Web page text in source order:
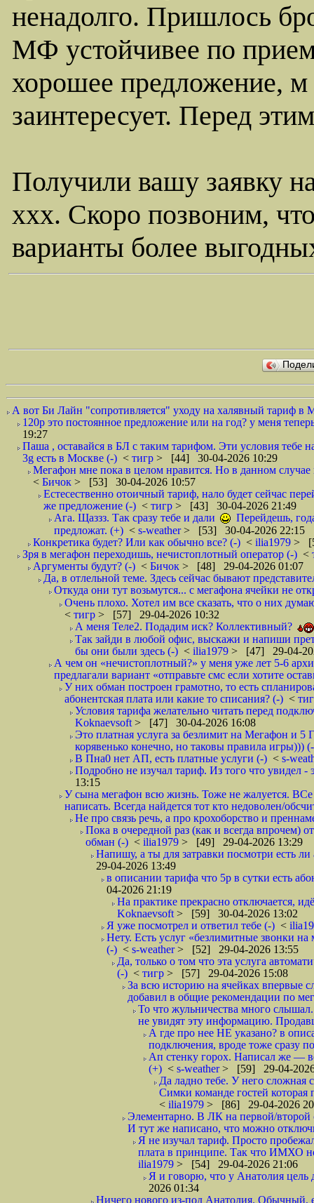
ненадолго. Пришлось
МФ устойчивее по
хорошее предложение, м
заинтересует. Перед
Получили вашу заявку
ххх. Скоро позвоним,
варианты более
А вот Би Лайн "сопротивляется" уходу на халявный тариф в
120р это постоянное предложение или на год? у меня
19:27
Паша , оставайся в БЛ с таким тарифом. Эти условия
3g есть в Москве (-) < тигр > [44] 30-04-2026 10:29
Мегафон мне пока в целом нравится. Но в данном
< Бичок > [53] 30-04-2026 10:57
Естесественно отоичный тариф, нало будет сейчас
же предложение (-) < тигр > [43] 30-04-2026 21:49
Ага. Щаззз. Так сразу тебе и дали
Перейдешь,
предложат. (+) < s-weather> [53] 30-04-2026 22:15
Конкретика будет? Или как обычно все? (-) < ilia1979 >
Зря в мегафон переходишь, нечистоплотный оператор (-) <
Аргументы будут? (-) < Бичок > [48] 29-04-2026 01:07
Да, в отлельной теме. Здесь сейчас бывают
Откуда они тут возьмутся... с мегафона ячейки не
Очень плохо. Хотел им все сказать, что о них
< тигр > [57] 29-04-2026 10:32
А меня Теле2. Подадим иск? Коллективный?
Так зайди в любой офис, выскажи и напиши
бы они были здесь (-) < ilia1979 > [47] 29-04-
А чем он «нечистоплотный?» у меня уже лет 5-6
предлагали вариант «отправьте смс если хотите
У них обман построен грамотно, то есть
абонентская плата или какие то списания? (-) <
Условия тарифа желательно читать перед
Koknaevsoft > [47] 30-04-2026 16:08
Это платная услуга за безлимит на Мегафон и
корявенько конечно, но таковы правила игры)))
В Пна0 нет АП, есть платные услуги (-) < s-
Подробно не изучал тариф. Из того что увидел -
13:15
У сына мегафон всю жизнь. Тоже не жалуется.
написать. Всегда найдется тот кто недоволен/
Не про связь речь, а про крохоборство и
Пока в очередной раз (как и всегда впрочем)
обман (-) < ilia1979 > [49] 29-04-2026 13:29
Напишу, а ты для затравки посмотри есть
29-04-2026 13:49
в описании тарифа что 5р в сутки есть
04-2026 21:19
На практике прекрасно отключается,
Koknaevsoft > [59] 30-04-2026 13:02
Я уже посмотрел и ответил тебе (-) <
Нету. Есть услуг «безлимитные звонки
(-) < s-weather> [52] 29-04-2026 13:55
Да, только о том что эта услуга
(-) < тигр > [57] 29-04-2026 15:08
За всю историю на ячейках впервые
добавил в общие рекомендации по
То что жульничества много
не увидят эту информацию.
А где про нее НЕ указано? в
подключения, вроде тоже сразу
Ап стенку горох. Написал же —
(+) < s-weather> [59] 29-04-
Да ладно тебе. У него сложная
Симки команде гостей которая
< ilia1979 > [86] 29-04-2026
Элементарно. В ЛК на первой/второй
И тут же написано, что можно
Я не изучал тариф. Просто
плата в принципе. Так что ИМХО
ilia1979 > [54] 29-04-2026 21:06
Я и говорю, что у Анатолия цель
2026 01:34
Ничего нового из-под Анатолия. Обычный,